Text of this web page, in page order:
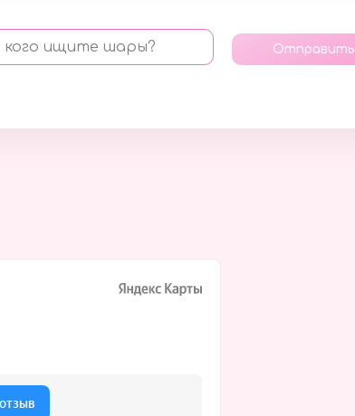
кого ищите шары? Отправить